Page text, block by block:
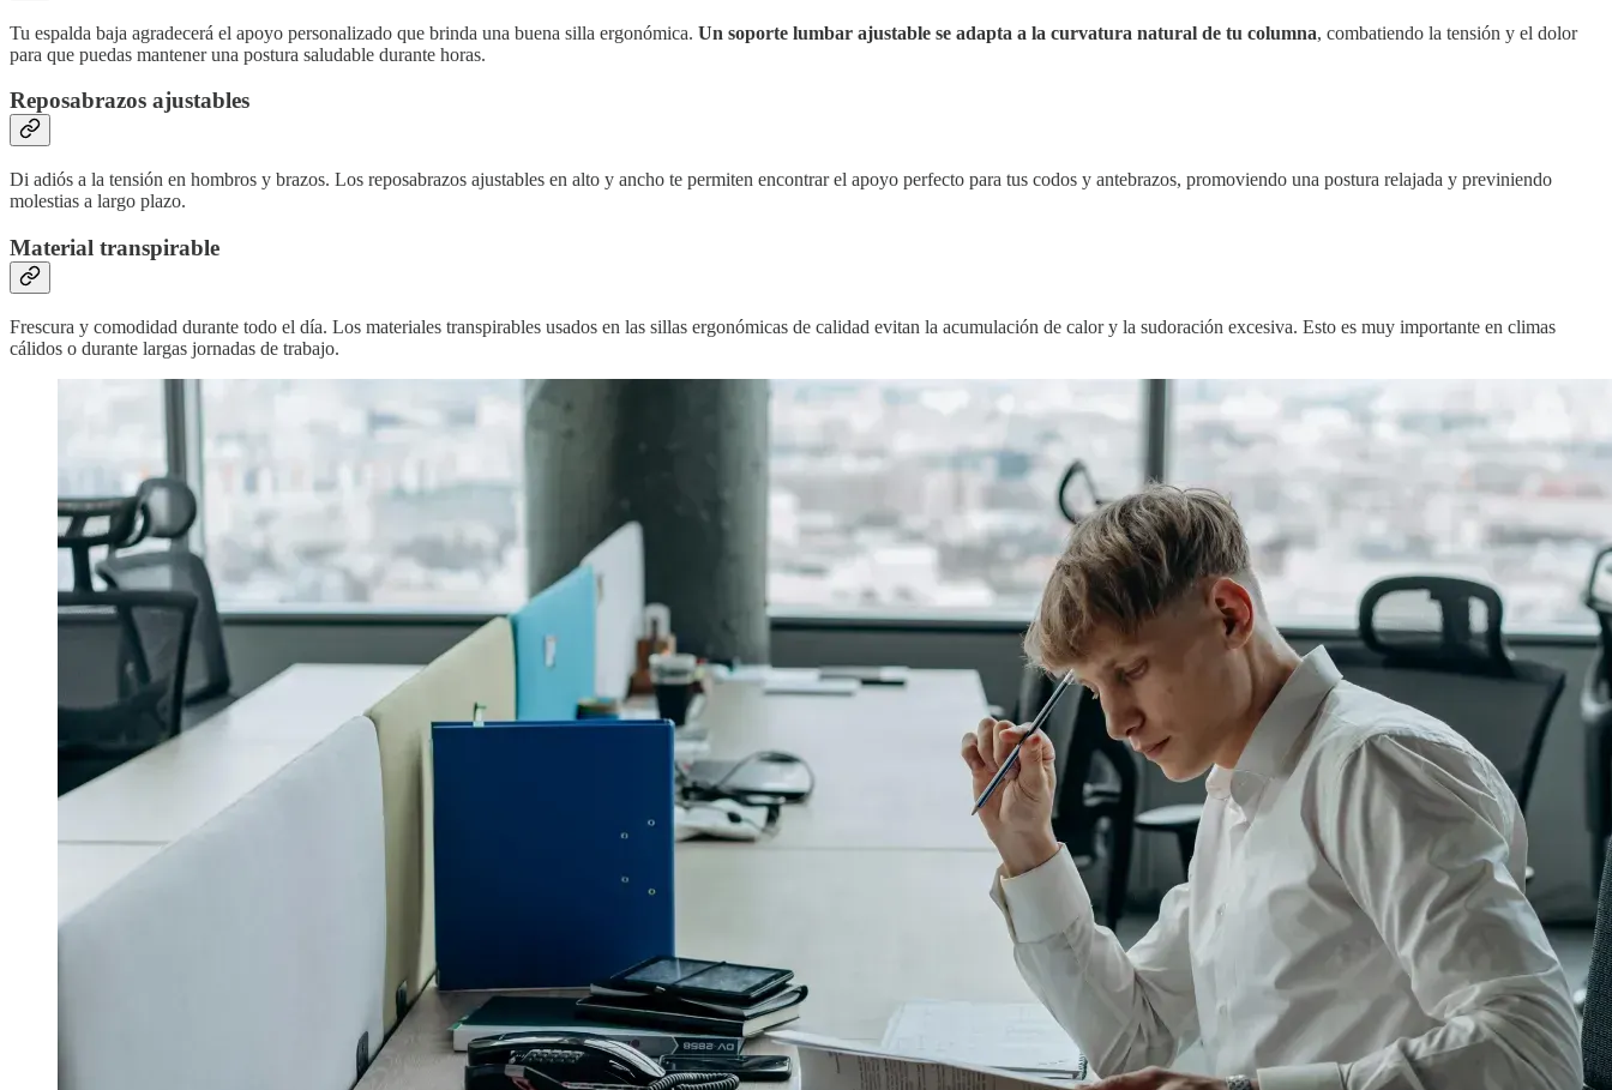
Tu espalda baja agradecerá el apoyo personalizado que brinda una buena silla ergonómica. Un soporte lumbar ajustable se adapta a la curvatura natural de tu columna, combatiendo la tensión y el dolor
para que puedas mantener una postura saludable durante horas.
Reposabrazos ajustables
Di adiós a la tensión en hombros y brazos. Los reposabrazos ajustables en alto y ancho te permiten encontrar el apoyo perfecto para tus codos y antebrazos, promoviendo una postura relajada y previniendo
molestias a largo plazo.
Material transpirable
Frescura y comodidad durante todo el día. Los materiales transpirables usados en las sillas ergonómicas de calidad evitan la acumulación de calor y la sudoración excesiva. Esto es muy importante en climas
cálidos o durante largas jornadas de trabajo.